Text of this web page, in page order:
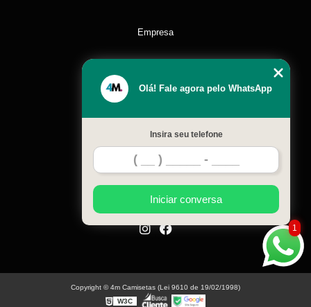
Empresa
Contato
Mapa do site
1
Olá! Fale agora pelo WhatsApp
Insira seu telefone
Iniciar conversa
Copyright © 4m Camisetas (Lei 9610 de 19/02/1998)
W3C